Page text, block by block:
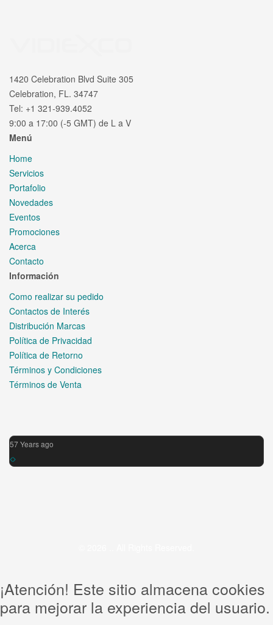
1420 Celebration Blvd Suite 305
Celebration, FL. 34747
Tel: +1 321-939.4052
9:00 a 17:00 (-5 GMT) de L a V
Menú
Home
Servicios
Portafolio
Novedades
Eventos
Promociones
Acerca
Contacto
Información
Como realizar su pedido
Contactos de Interés
Distribución Marcas
Política de Privacidad
Política de Retorno
Términos y Condiciones
Términos de Venta
57 Years ago
¡Atención! Este sitio almacena cookies
para mejorar la experiencia del usuario.